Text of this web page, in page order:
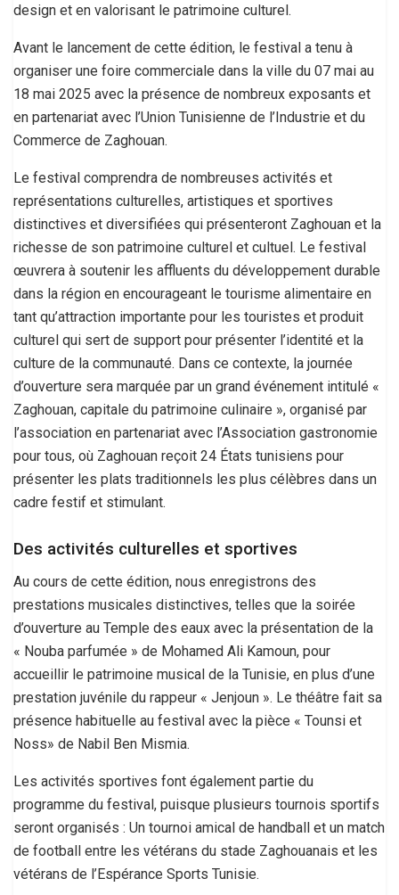
design et en valorisant le patrimoine culturel.
Avant le lancement de cette édition, le festival a tenu à
organiser une foire commerciale dans la ville du 07 mai au
18 mai 2025 avec la présence de nombreux exposants et
en partenariat avec l’Union Tunisienne de l’Industrie et du
Commerce de Zaghouan.
Le festival comprendra de nombreuses activités et
représentations culturelles, artistiques et sportives
distinctives et diversifiées qui présenteront Zaghouan et la
richesse de son patrimoine culturel et cultuel. Le festival
œuvrera à soutenir les affluents du développement durable
dans la région en encourageant le tourisme alimentaire en
tant qu’attraction importante pour les touristes et produit
culturel qui sert de support pour présenter l’identité et la
culture de la communauté. Dans ce contexte, la journée
d’ouverture sera marquée par un grand événement intitulé «
Zaghouan, capitale du patrimoine culinaire », organisé par
l’association en partenariat avec l’Association gastronomie
pour tous, où Zaghouan reçoit 24 États tunisiens pour
présenter les plats traditionnels les plus célèbres dans un
cadre festif et stimulant.
Des activités culturelles et sportives
Au cours de cette édition, nous enregistrons des
prestations musicales distinctives, telles que la soirée
d’ouverture au Temple des eaux avec la présentation de la
« Nouba parfumée » de Mohamed Ali Kamoun, pour
accueillir le patrimoine musical de la Tunisie, en plus d’une
prestation juvénile du rappeur « Jenjoun ». Le théâtre fait sa
présence habituelle au festival avec la pièce « Tounsi et
Noss» de Nabil Ben Mismia.
Les activités sportives font également partie du
programme du festival, puisque plusieurs tournois sportifs
seront organisés : Un tournoi amical de handball et un match
de football entre les vétérans du stade Zaghouanais et les
vétérans de l’Espérance Sports Tunisie.